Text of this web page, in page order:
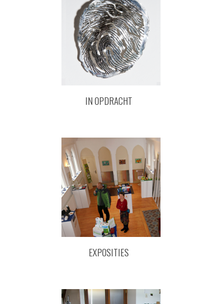
IN OPDRACHT
EXPOSITIES